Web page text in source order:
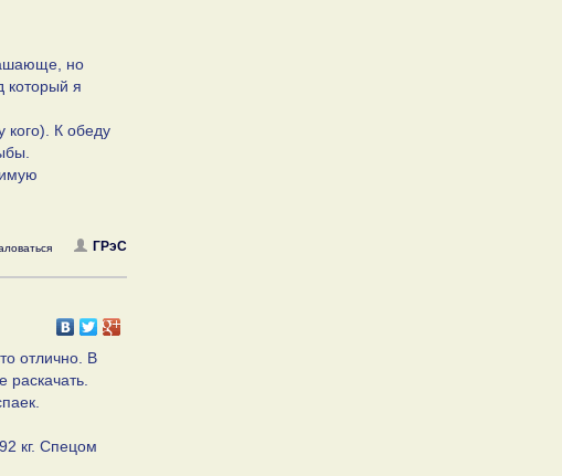
но
который я
кого). К обеду
ГРэС
отлично. В
кг. Спецом